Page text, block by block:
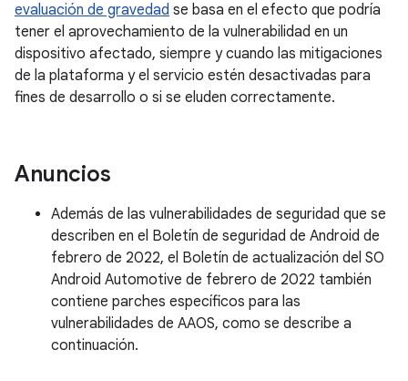
evaluación de gravedad se basa en el efecto que podría
tener el aprovechamiento de la vulnerabilidad en un
dispositivo afectado, siempre y cuando las mitigaciones
de la plataforma y el servicio estén desactivadas para
fines de desarrollo o si se eluden correctamente.
Anuncios
Además de las vulnerabilidades de seguridad que se
describen en el Boletín de seguridad de Android de
febrero de 2022, el Boletín de actualización del SO
Android Automotive de febrero de 2022 también
contiene parches específicos para las
vulnerabilidades de AAOS, como se describe a
continuación.